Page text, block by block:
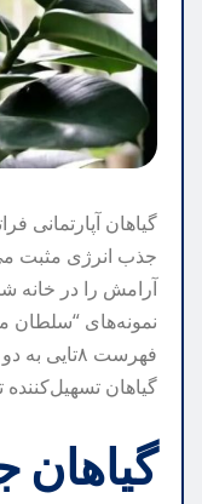
گیاهان آپارتمانی
جذب انرژی مثبت
آرامش را در خانه
نمونه‌های “سلطان
فهرست
گیاهان
گیاهان